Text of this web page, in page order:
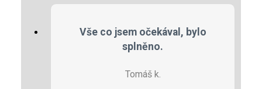
Vše co jsem očekával, bylo
splněno.
Tomáš k.